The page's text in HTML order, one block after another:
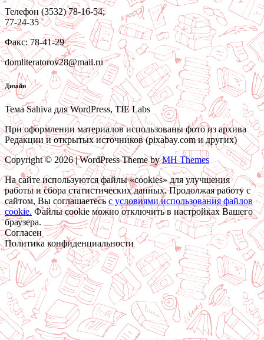
Телефон (3532) 78-16-54;
77-24-35
Факс: 78-41-29
domliteratorov28@mail.ru
Дизайн
Тема Sahiva для WordPress, TIE Labs
При оформлении материалов использованы фото из архива
Редакции и открытых источников (pixabay.com и других)
Copyright © 2026 | WordPress Theme byMH Themes
На сайте используются файлы «cookies» для улучшения
работы и сбора статистических данных. Продолжая работу с
сайтом, Вы соглашаетесь c условиями использования файлов
cookie. Файлы cookie можно отключить в настройках Вашего
браузера.
Согласен
Политика конфиденциальности